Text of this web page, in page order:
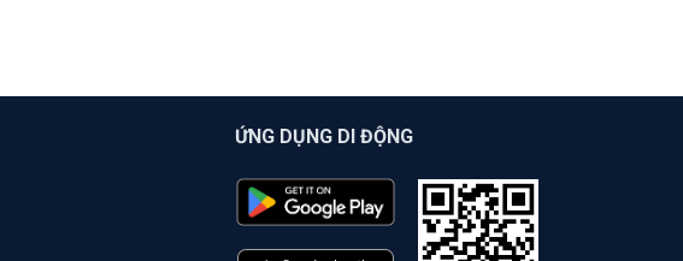
ỨNG DỤNG DI ĐỘNG